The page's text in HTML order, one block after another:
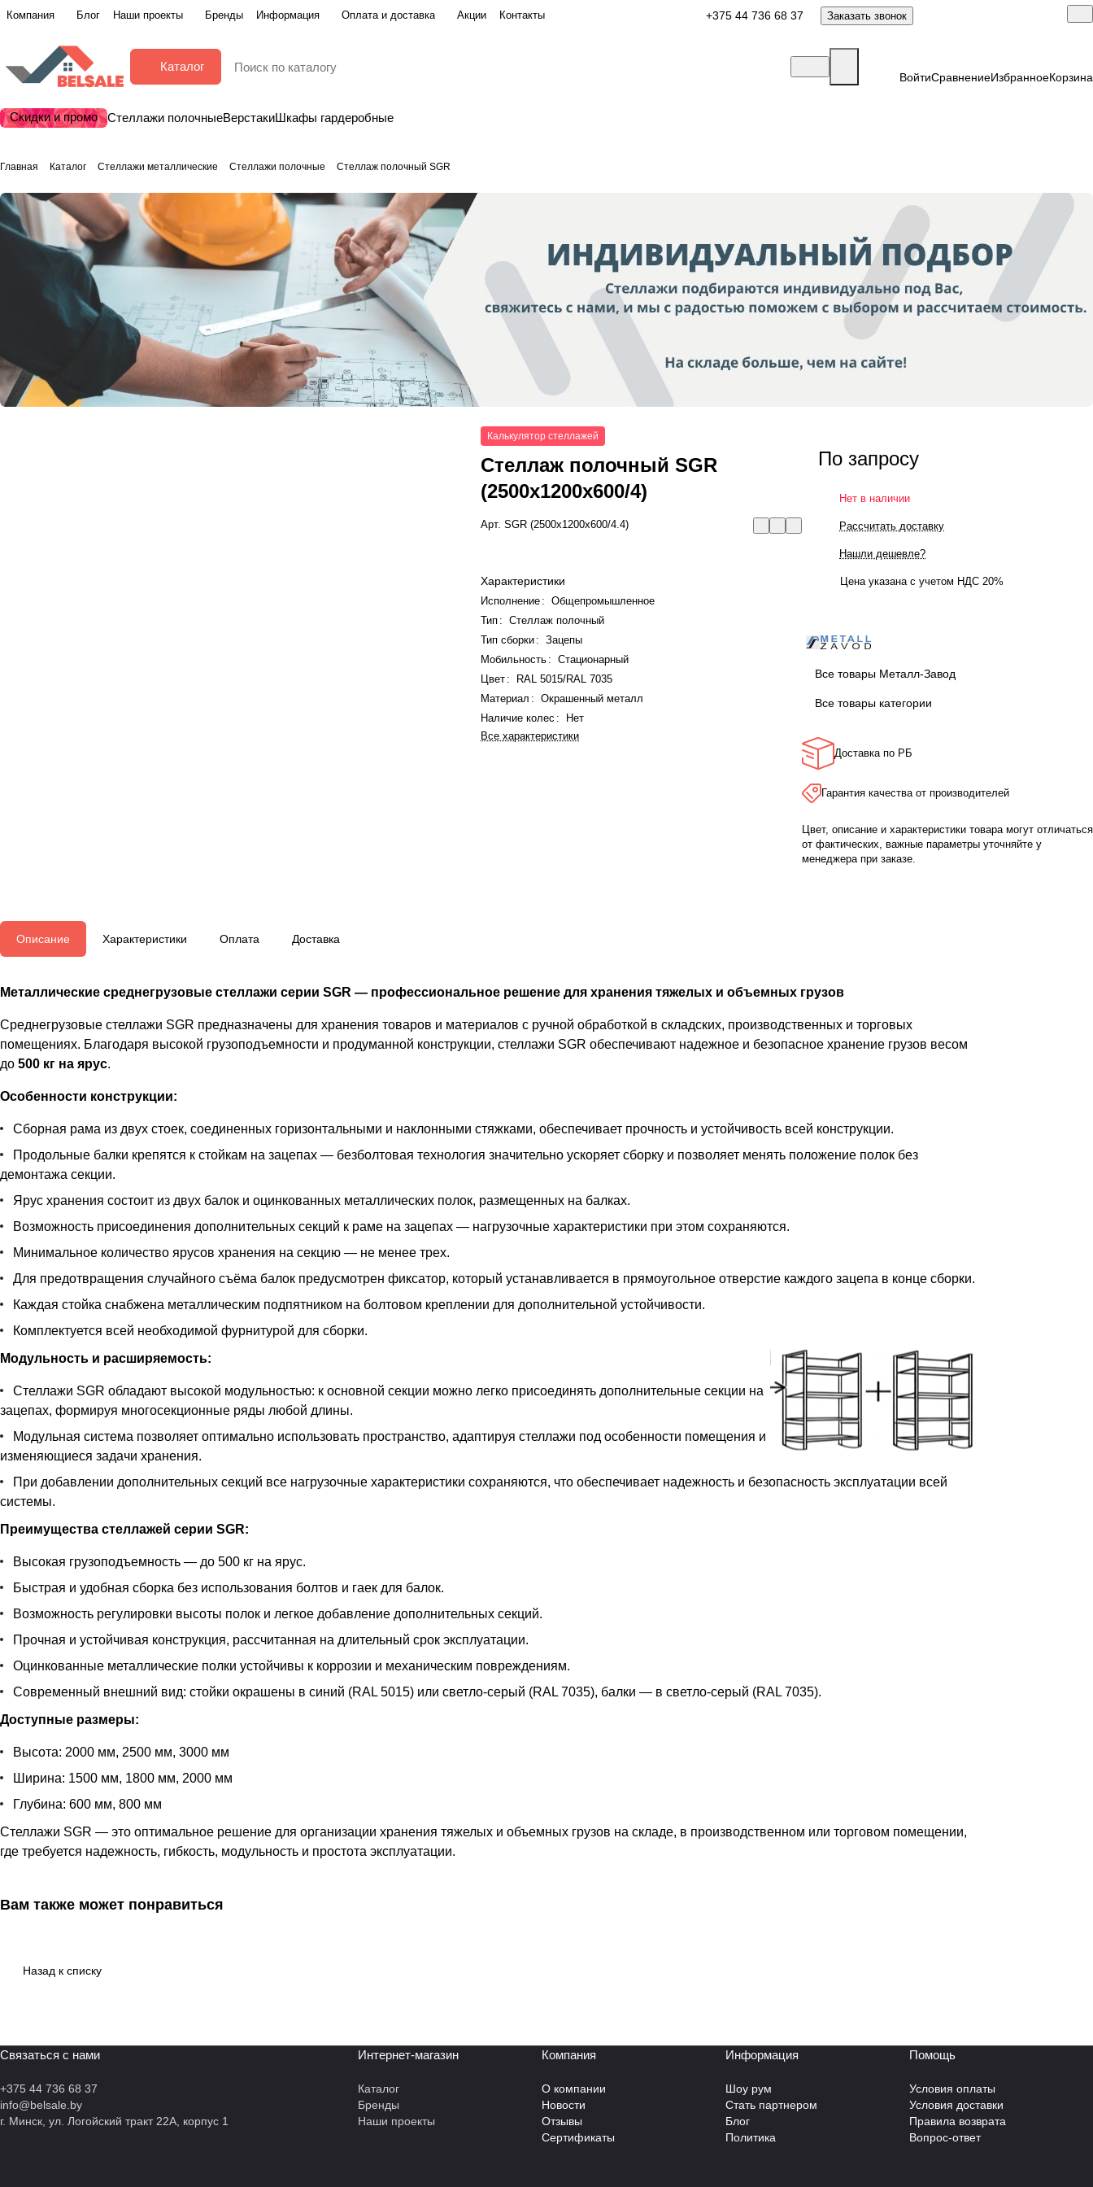
Компания Блог Наши проекты Бренды Информация Оплата и доставка Акции Контакты +375 44 736 68 37 Заказать звонок
Каталог
ВойтиСравнениеИзбранноеКорзина
Скидки и промо Стеллажи полочныеВерстакиШкафы гардеробные
Главная Каталог Стеллажи металлические Стеллажи полочные Стеллаж полочный SGR
Калькулятор стеллажей
Стеллаж полочный SGR
(2500x1200x600/4)
Арт.SGR (2500x1200x600/4.4)
Характеристики
Исполнение :
Общепромышленное
Тип :
Стеллаж полочный
Тип сборки:
Зацепы
Мобильность :
Стационарный
Цвет :
RAL 5015/RAL 7035
Материал :
Окрашенный металл
Наличие колес :
Нет
Все характеристики
По запросу
Нет в наличии
Рассчитать доставку
Нашли дешевле?
Цена указана с учетом НДС 20%
Все товары Металл-Завод
Все товары категории
Доставка по РБ
Гарантия качества от производителей
Цвет, описание и характеристики товара могут отличаться
от фактических, важные параметры уточняйте у
менеджера при заказе.
Описание Характеристики Оплата Доставка
Металлические среднегрузовые стеллажи серии SGR — профессиональное решение для хранения тяжелых и объемных грузов
Среднегрузовые стеллажи SGR предназначены для хранения товаров и материалов с ручной обработкой в складских, производственных и торговых
помещениях. Благодаря высокой грузоподъемности и продуманной конструкции, стеллажи SGR обеспечивают надежное и безопасное хранение грузов весом
до 500 кг на ярус.
Особенности конструкции:
Сборная рама из двух стоек, соединенных горизонтальными и наклонными стяжками, обеспечивает прочность и устойчивость всей конструкции.
Продольные балки крепятся к стойкам на зацепах — безболтовая технология значительно ускоряет сборку и позволяет менять положение полок без
демонтажа секции.
Ярус хранения состоит из двух балок и оцинкованных металлических полок, размещенных на балках.
Возможность присоединения дополнительных секций к раме на зацепах — нагрузочные характеристики при этом сохраняются.
Минимальное количество ярусов хранения на секцию — не менее трех.
Для предотвращения случайного съёма балок предусмотрен фиксатор, который устанавливается в прямоугольное отверстие каждого зацепа в конце сборки.
Каждая стойка снабжена металлическим подпятником на болтовом креплении для дополнительной устойчивости.
Комплектуется всей необходимой фурнитурой для сборки.
Модульность и расширяемость:
Стеллажи SGR обладают высокой модульностью: к основной секции можно легко присоединять дополнительные секции на
зацепах, формируя многосекционные ряды любой длины.
Модульная система позволяет оптимально использовать пространство, адаптируя стеллажи под особенности помещения и
изменяющиеся задачи хранения.
При добавлении дополнительных секций все нагрузочные характеристики сохраняются, что обеспечивает надежность и безопасность эксплуатации всей
системы.
Преимущества стеллажей серии SGR:
Высокая грузоподъемность — до 500 кг на ярус.
Быстрая и удобная сборка без использования болтов и гаек для балок.
Возможность регулировки высоты полок и легкое добавление дополнительных секций.
Прочная и устойчивая конструкция, рассчитанная на длительный срок эксплуатации.
Оцинкованные металлические полки устойчивы к коррозии и механическим повреждениям.
Современный внешний вид: стойки окрашены в синий (RAL 5015) или светло-серый (RAL 7035), балки — в светло-серый (RAL 7035).
Доступные размеры:
Высота: 2000 мм, 2500 мм, 3000 мм
Ширина: 1500 мм, 1800 мм, 2000 мм
Глубина: 600 мм, 800 мм
Стеллажи SGR — это оптимальное решение для организации хранения тяжелых и объемных грузов на складе, в производственном или торговом помещении,
где требуется надежность, гибкость, модульность и простота эксплуатации.
Вам также может понравиться
Назад к списку
Связаться с нами
+375 44 736 68 37
info@belsale.by
г. Минск, ул. Логойский тракт 22А, корпус 1
Интернет-магазин
Каталог
Бренды
Наши проекты
Компания
О компании
Новости
Отзывы
Сертификаты
Информация
Шоу рум
Стать партнером
Блог
Политика
Помощь
Условия оплаты
Условия доставки
Правила возврата
Вопрос-ответ